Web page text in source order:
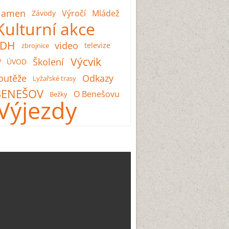
Závody Výročí Mládež
akce
zbrojnice video
televize
ÚVOD Školení Výcvik
Lyžařské trasy Odkazy
Bežky O Benešovu